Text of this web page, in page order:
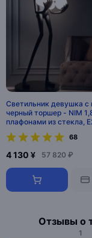
Светильник девушка с
черный торшер - NIM
плафонами из стекла,
68
4 130 ¥ 57 820 ₽
Отзывы о
1